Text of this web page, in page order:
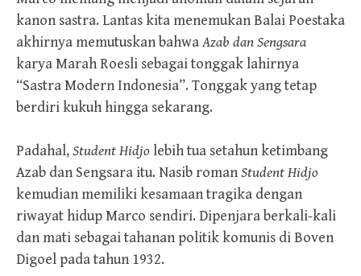
kanon sastra. Lantas kita menemukan Balai Poestaka
akhirnya memutuskan bahwaAzab dan Sengsara
karya Marah Roesli sebagai tonggak lahirnya
“Sastra Modern Indonesia”. Tonggak yang tetap
berdiri kukuh hingga sekarang.
Padahal,Student Hidjolebih tua setahun ketimbang
Azab dan Sengsara itu. Nasib romanStudent Hidjo
kemudian memiliki kesamaan tragika dengan
riwayat hidup Marco sendiri. Dipenjara berkali-kali
dan mati sebagai tahanan politik komunis di Boven
Digoel pada tahun 1932.